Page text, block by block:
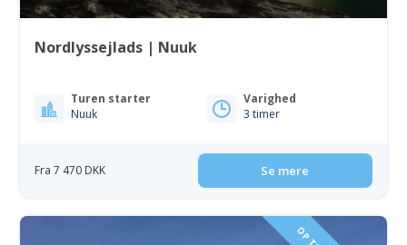
Nordlyssejlads | Nuuk
Turen starter
Nuuk
Varighed
3 timer
Fra 7 470 DKK Se mere